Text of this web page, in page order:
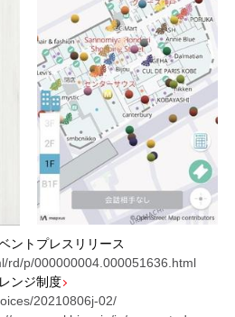
ントプレスリリース
rd/p/000000004.000051636.html
ンジ制度
20210806j-02/